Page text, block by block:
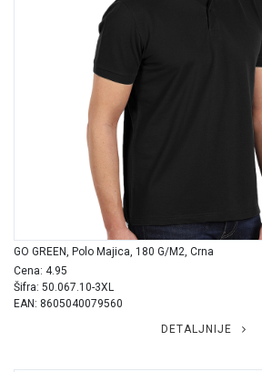
GO GREEN, Polo Majica, 180 G/m2, Crna
Cena: 4.95
Šifra: 50.067.10-3XL
EAN: 8605040079560
DETALJNIJE